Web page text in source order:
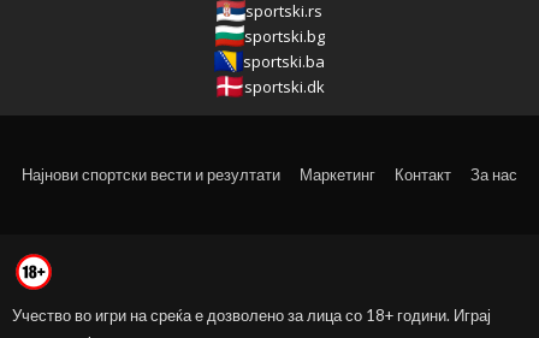
sportski.rs
sportski.bg
sportski.ba
sportski.dk
Најнови спортски вести и резултати Маркетинг Контакт За нас
Учество во игри на среќа е дозволено за лица со 18+ години. Играј